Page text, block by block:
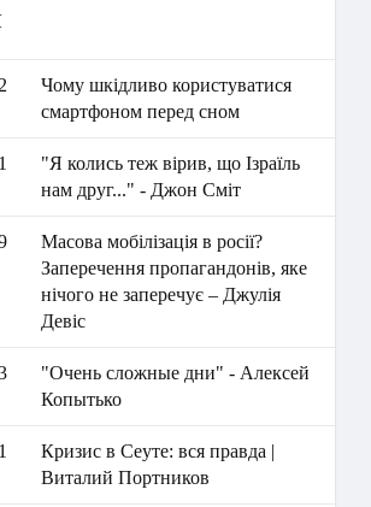
Чому шкідливо користуватися
смартфоном перед сном
"Я колись теж вірив, що Ізраїль
нам друг..." - Джон Сміт
Масова мобілізація в росії?
Заперечення пропагандонів, яке
нічого не заперечує – Джулія
Девіс
"Очень сложные дни" - Алексей
Копытько
Кризис в Сеуте: вся правда |
Виталий Портников